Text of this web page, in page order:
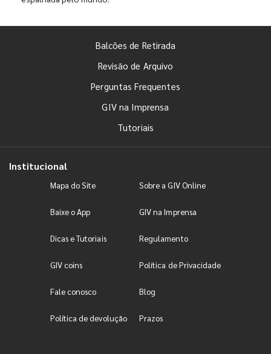
Balcões de Retirada
Revisão de Arquivo
Perguntas Frequentes
GIV na Imprensa
Tutoriais
Institucional
Mapa do Site Sobre a GIV Online
Baixe o App GIV na Imprensa
Dicas e Tutoriais Regulamento
GIV coins Política de Privacidade
Fale conosco Blog
Política de devolução Prazos